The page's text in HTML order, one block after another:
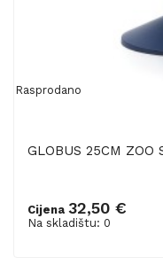
Rasprodano
GLOBUS 25CM ZOO
Cijena 32,50 €
Na skladištu: 0